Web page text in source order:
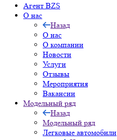
Агент BZS
О нас
Назад
О нас
О компании
Новости
Услуги
Отзывы
Мероприятия
Вакансии
Модельный ряд
Назад
Модельный ряд
Легковые автомобили